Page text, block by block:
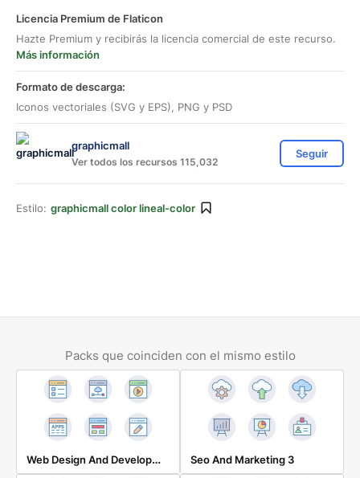
Licencia Premium de Flaticon
Hazte Premium y recibirás la licencia comercial de este recurso.
Más información
Formato de descarga:
Iconos vectoriales (SVG y EPS), PNG y PSD
graphicmall
Ver todos los recursos 115,032
Seguir
Estilo: graphicmall color lineal-color
Packs que coinciden con el mismo estilo
Web Design And Development 2 Seo And Marketing 3